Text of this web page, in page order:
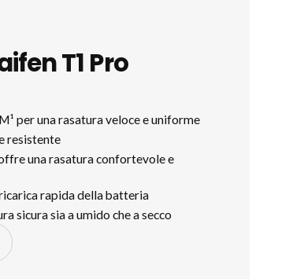
T1 Pro
per una rasatura veloce e uniforme
resistente
una rasatura confortevole e
rapida della batteria
sicura sia a umido che a secco